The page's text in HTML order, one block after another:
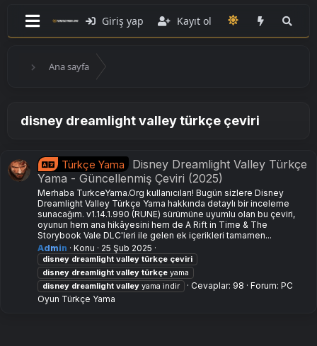
Giriş yap Kayıt ol
Ana sayfa
disney dreamlight valley türkçe çeviri
Türkçe Yama
Disney Dreamlight Valley Türkçe
Yama - Güncellenmiş Çeviri (2025)
Merhaba TurkceYama.Org kullanıcıları! Bugün sizlere Disney
Dreamlight Valley Türkçe Yama hakkında detaylı bir inceleme
sunacağım. v1.14.1.990 (RUNE) sürümüne uyumlu olan bu çeviri,
oyunun hem ana hikâyesini hem de A Rift in Time & The
Storybook Vale DLC'leri ile gelen ek içerikleri tamamen...
Admin
Konu 25 Şub 2025
disney dreamlight valley türkçe çeviri
disney dreamlight valley türkçe yama
disney dreamlight valley yama i̇ndir Cevaplar: 98 Forum: PC
Oyun Türkçe Yama